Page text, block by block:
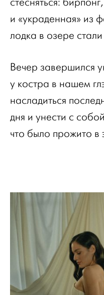
и «украденная» из
лодка в озере
Вечер завершился
у костра в нашем
насладиться
дня и унести с
что было прожито в